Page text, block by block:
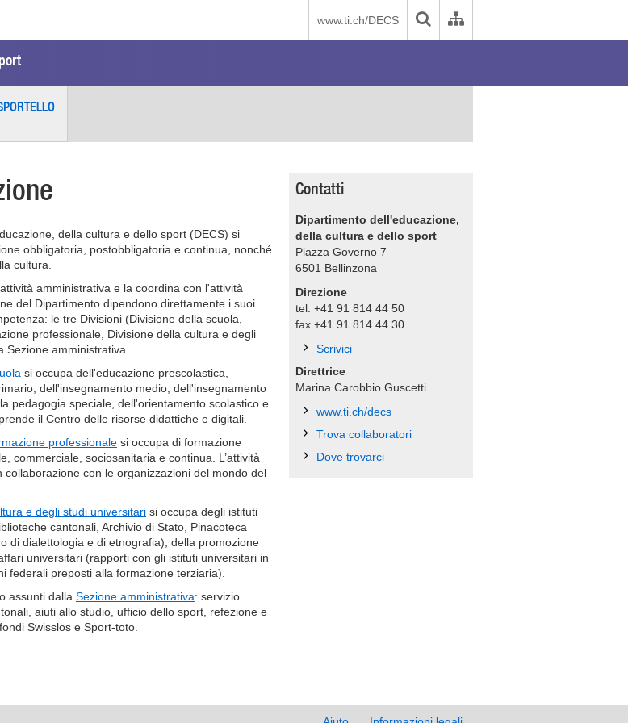
www.ti.ch/DECS
della cultura e dello sport (DECS) si
obbligatoria, postobbligatoria e continua, nonché
cultura.
amministrativa e la coordina con l'attività
del Dipartimento dipendono direttamente i suoi
le tre Divisioni (Divisione della scuola,
professionale, Divisione della cultura e degli
Sezione amministrativa.
si occupa dell'educazione prescolastica,
dell'insegnamento medio, dell'insegnamento
pedagogia speciale, dell'orientamento scolastico e
il Centro delle risorse didattiche e digitali.
professionale si occupa di formazione
commerciale, sociosanitaria e continua. L’attività
collaborazione con le organizzazioni del mondo del
e degli studi universitari si occupa degli istituti
cantonali, Archivio di Stato, Pinacoteca
di dialettologia e di etnografia), della promozione
universitari (rapporti con gli istituti universitari in
federali preposti alla formazione terziaria).
assunti dalla Sezione amministrativa: servizio
aiuti allo studio, ufficio dello sport, refezione e
Swisslos e Sport-toto.
Contatti
Dipartimento dell'educazione,
della cultura e dello sport
Piazza Governo 7
6501 Bellinzona
Direzione
tel. +41 91 814 44 50
fax +41 91 814 44 30
Scrivici
Direttrice
Marina Carobbio Guscetti
www.ti.ch/decs
Trova collaboratori
Dove trovarci